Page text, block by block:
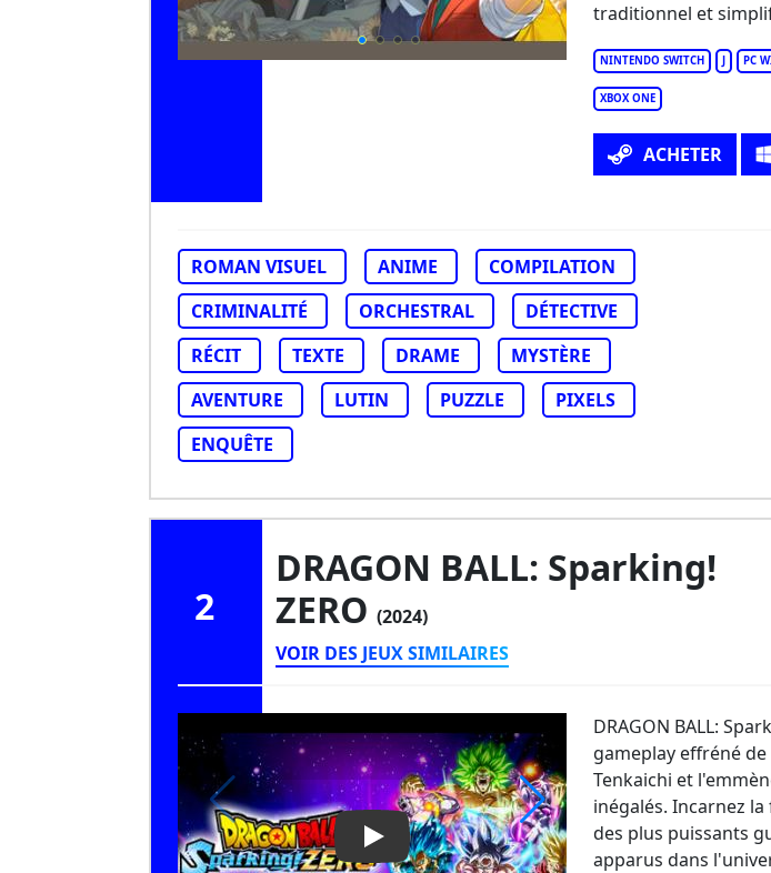
NINTENDO SWITCH J PC
XBOX ONE
traditionnel et
ACHETER
ROMAN VISUEL ANIME
COMPILATION
CRIMINALITÉ
ORCHESTRAL
DÉTECTIVE
RÉCIT
TEXTE DRAME
MYSTÈRE
AVENTURE
LUTIN PUZZLE
PIXELS
ENQUÊTE
2
DRAGON BALL: Sparking!
ZERO (2024)
VOIR DES JEUX SIMILAIRES
Play Video: DRAGON BALL: Sparking! ZERO
DRAGON BALL:
gameplay effréné
Tenkaichi et
inégalés. Incarnez
des plus puissants
apparus dans